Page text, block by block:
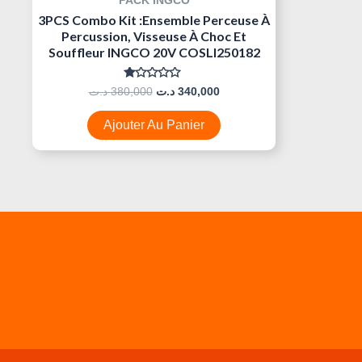
3PCS Combo Kit :Ensemble Perceuse À
Percussion, Visseuse À Choc Et
Souffleur INGCO 20V COSLI250182
Note
Sur
5
380,000 د.ت 340,000 د.ت
Ajouter Au Panier